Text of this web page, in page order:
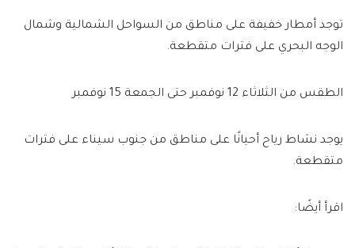
توجد أمطار خفيفة على مناطق من السواحل الشمالية وشمال
الوجه البحري على فترات متقطعة.
الطقس من الثلاثاء 12 نوفمبر حتى الجمعة 15 نوفمبر
يوجد نشاط رياح أحيانًا على مناطق من جنوب سيناء على فترات
متقطعة.
اقرأ أيضًا: